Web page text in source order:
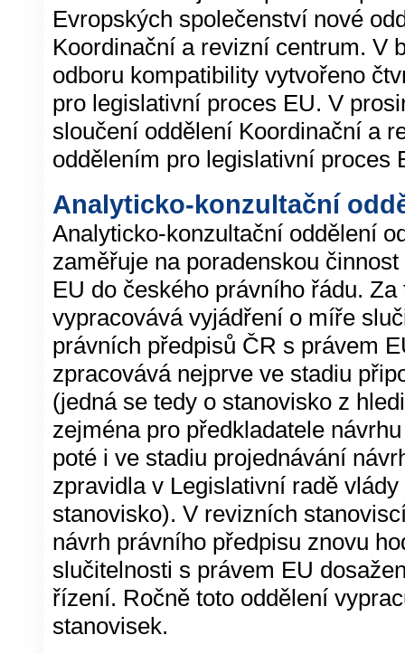
Evropských společenství nové
Koordinační a revizní centrum. V
odboru kompatibility vytvořeno
pro legislativní proces EU. V
sloučení oddělení Koordinační a
oddělením pro legislativní proces
Analyticko-konzultační
Analyticko-konzultační oddělení
zaměřuje na poradenskou
EU do českého právního řádu.
vypracovává vyjádření o míře
právních předpisů ČR s právem
zpracovává nejprve ve stadiu
(jedná se tedy o stanovisko z
zejména pro předkladatele
poté i ve stadiu projednávání
zpravidla v Legislativní radě
stanovisko). V revizních
návrh právního předpisu znovu
slučitelnosti s právem EU
řízení. Ročně toto oddělení
stanovisek.